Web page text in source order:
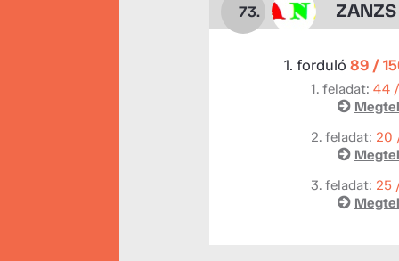
73. ZANZS
1. forduló 89 /
1. feladat: 44
2. feladat: 20
3. feladat: 25